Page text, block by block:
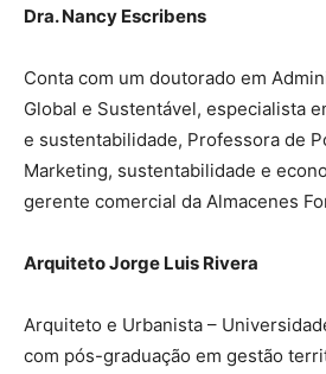
Dra. Nancy Escribens
Conta com um doutorado em
Global e Sustentável, especialista
e sustentabilidade, Professora de
Marketing, sustentabilidade e
gerente comercial da Almacenes
Arquiteto Jorge Luis Rivera
Arquiteto e Urbanista –
com pós-graduação em gestão